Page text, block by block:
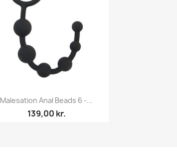
Malesation Anal Beads 6 -...
139,00 kr.